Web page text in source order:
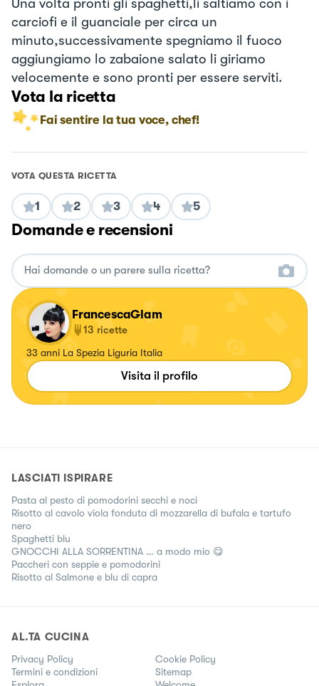
Una volta pronti gli spaghetti,li saltiamo con i
carciofi e il guanciale per circa un
minuto,successivamente spegniamo il fuoco
aggiungiamo lo zabaione salato li giriamo
velocemente e sono pronti per essere serviti.
Vota la ricetta
Fai sentire la tua voce, chef!
VOTA QUESTA RICETTA
1 2 3 4 5
Domande e recensioni
FrancescaGlam
13 ricette
33 anni La Spezia Liguria Italia
Visita il profilo
LASCIATI ISPIRARE
Pasta al pesto di pomodorini secchi e noci
Risotto al cavolo viola fonduta di mozzarella di bufala e tartufo
nero
Spaghetti blu
GNOCCHI ALLA SORRENTINA … a modo mio 😋
Paccheri con seppie e pomodorini
Risotto al Salmone e blu di capra
AL.TA CUCINA
Privacy Policy
Cookie Policy
Termini e condizioni
Sitemap